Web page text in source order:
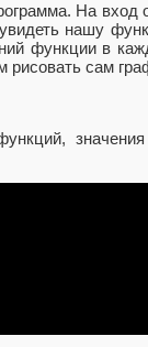
На вход
нашу
функции в
рисовать сам